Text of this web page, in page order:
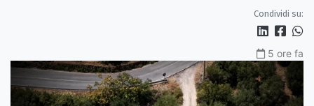
Condividi su:
5 ore fa